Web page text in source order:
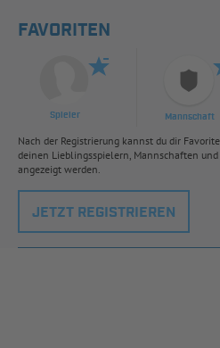
FAVORITEN
Spieler Mannschaft
Nach der Registrierung kannst du dir
deinen Lieblingsspielern, Mannschaften
angezeigt werden.
JETZT REGISTRIEREN